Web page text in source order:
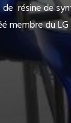
résine de
membre du